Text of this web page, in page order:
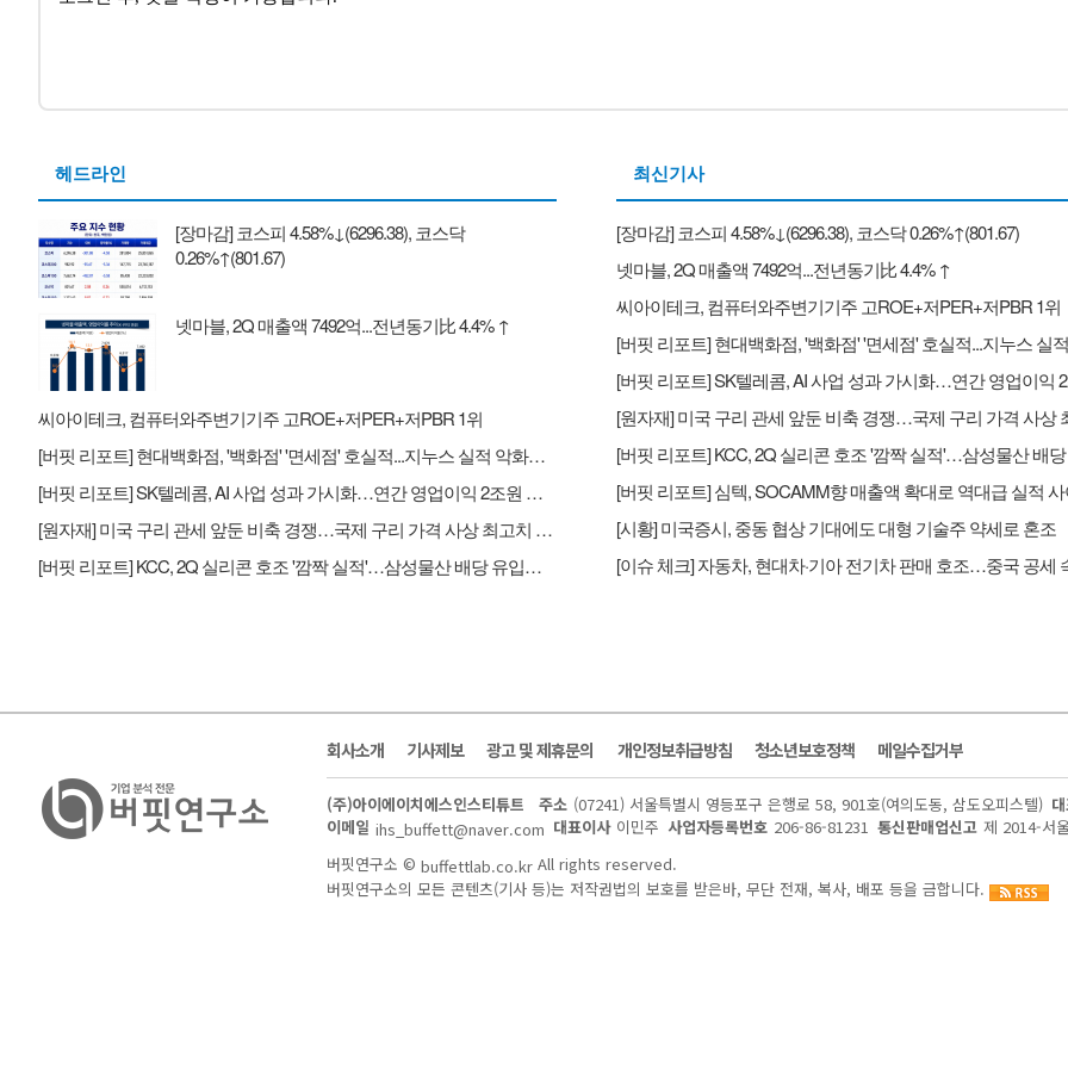
헤드라인
[장마감] 코스피 4.58%↓(6296.38), 코스닥
0.26%↑(801.67)
넷마블, 2Q 매출액 7492억...전년동기比 4.4% ↑
씨아이테크, 컴퓨터와주변기기주 고ROE+저PER+저PBR 1위
[버핏 리포트] 현대백화점, '백화점' '면세점' 호실적...지누스 실적 악화로 컨센 하회 - NH
[버핏 리포트] SK텔레콤, AI 사업 성과 가시화…연간 영업이익 2조원 기대 - 하나
[원자재] 미국 구리 관세 앞둔 비축 경쟁…국제 구리 가격 사상 최고치 경신
[버핏 리포트] KCC, 2Q 실리콘 호조 '깜짝 실적'…삼성물산 배당 유입도 긍정적 - 삼성
최신기사
[장마감] 코스피 4.58%↓(6296.38), 코스닥 0.26%↑(801.67)
넷마블, 2Q 매출액 7492억...전년동기比 4.4% ↑
씨아이테크, 컴퓨터와주변기기주 고ROE+저PER+저PBR 1위
[시황] 미국증시, 중동 협상 기대에도 대형 기술주 약세로 혼조
회사소개 기사제보 광고 및 제휴문의 개인정보취급방침 청소년보호정책 메일수집거부
(주)아이에이치에스인스티튜트 주소 (07241) 서울특별시 영등포구 은행로 58, 901호(여의도동, 삼도오피스텔)
이메일 ihs_buffett@naver.com 대표이사 이민주 사업자등록번호 206-86-81231 통신판매업신고 제 2014-서
버핏연구소 © buffettlab.co.kr All rights reserved.
버핏연구소의 모든 콘텐츠(기사 등)는 저작권법의 보호를 받은바, 무단 전재, 복사, 배포 등을 금합니다.